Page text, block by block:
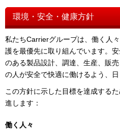
環境・安全・健康方針
私たちCarrierグループは、働く人
護を最優先に取り組んでいます。
のある製品設計、調達、生産、販
の人が安全で快適に働けるよう、
この方針に示した目標を達成する
進します：
働く人々